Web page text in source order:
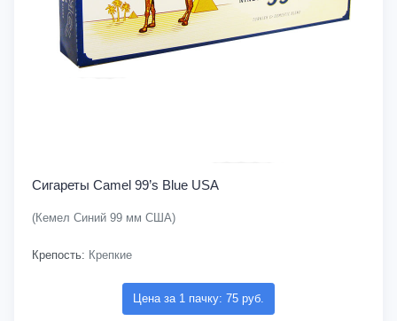
Сигареты Camel 99’s Blue USA
(Кемел Синий 99 мм США)
Крепость: Крепкие
Цена за 1 пачку: 75 руб.